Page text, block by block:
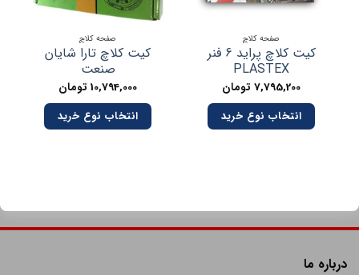
صفحه کلاچ
کیت کلاچ پراید 6 فنر
PLASTEX
7,795,200تومان
انتخاب نوع خرید
صفحه کلاچ
کیت کلاچ تارا شایان
صنعت
10,794,000تومان
انتخاب نوع خرید
درباره ما